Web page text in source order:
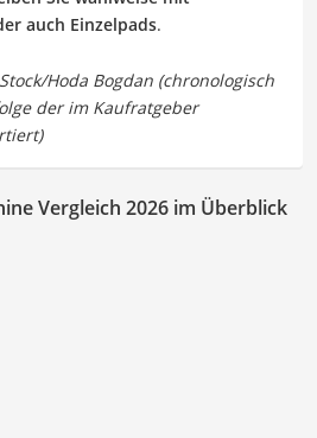
auch Einzelpads.
Vergleich 2026 im Überblick